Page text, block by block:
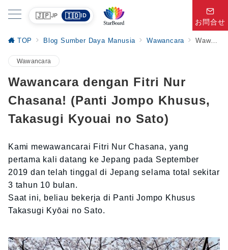
お問合せ
TOP Blog Sumber Daya Manusia Wawancara Wawancara dengan Fitri Nur Chasana! (Panti Jompo Khusus, Takasugi Kyouai no Sato)
Wawancara
Wawancara dengan Fitri Nur
Chasana! (Panti Jompo Khusus,
Takasugi Kyouai no Sato)
Kami mewawancarai Fitri Nur Chasana, yang
pertama kali datang ke Jepang pada September
2019 dan telah tinggal di Jepang selama total sekitar
3 tahun 10 bulan.
Saat ini, beliau bekerja di Panti Jompo Khusus
Takasugi Kyōai no Sato.
🇯🇵JP 🇮🇩ID